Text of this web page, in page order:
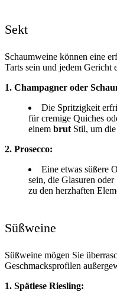
Sekt
Schaumweine können eine
Tarts sein und jedem Gericht
1. Champagner oder
Die Spritzigkeit
für cremige Quiches
einem brut Stil, um
2. Prosecco:
Eine etwas süßere
sein, die Glasuren
zu den herzhaften
Süßweine
Süßweine mögen Sie
Geschmacksprofilen
1. Spätlese Riesling: